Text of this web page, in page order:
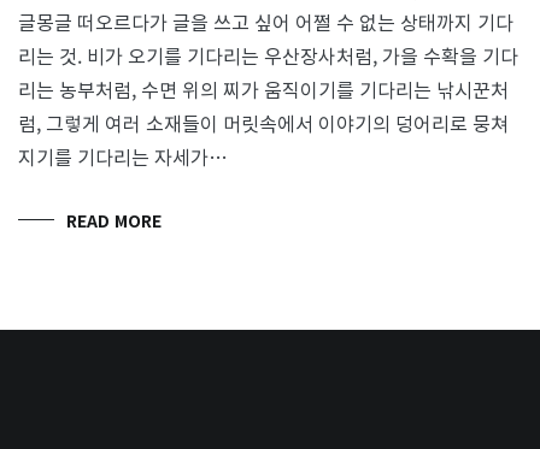
글몽글 떠오르다가 글을 쓰고 싶어 어쩔 수 없는 상태까지 기다
리는 것. 비가 오기를 기다리는 우산장사처럼, 가을 수확을 기다
리는 농부처럼, 수면 위의 찌가 움직이기를 기다리는 낚시꾼처
럼, 그렇게 여러 소재들이 머릿속에서 이야기의 덩어리로 뭉쳐
지기를 기다리는 자세가…
READ MORE